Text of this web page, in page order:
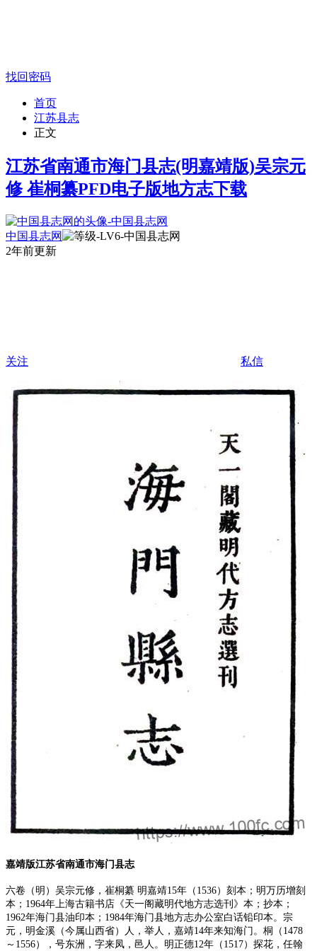
找回密码
首页
江苏县志
正文
江苏省南通市海门县志(明嘉靖版)吴宗元
修 崔桐纂PFD电子版地方志下载
中国县志网
2年前更新
关注 私信
嘉靖版江苏省南通市海门县志
六卷（明）吴宗元修，崔桐纂 明嘉靖15年（1536）刻本；明万历增刻
本；1964年上海古籍书店《天一阁藏明代地方志选刊》本；抄本；
1962年海门县油印本；1984年海门县地方志办公室白话铅印本。宗
元，明金溪（今属山西省）人，举人，嘉靖14年来知海门。桐（1478
～1556），号东洲，字来凤，邑人。明正德12年（1517）探花，任翰